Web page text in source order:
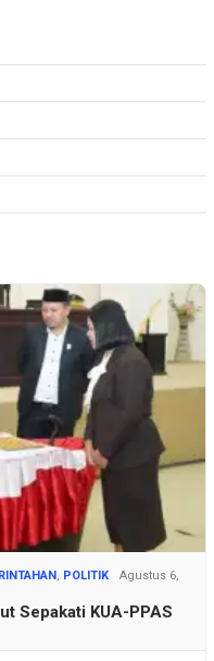
, POLITIK
Agustus 6,
Sepakati KUA-PPAS